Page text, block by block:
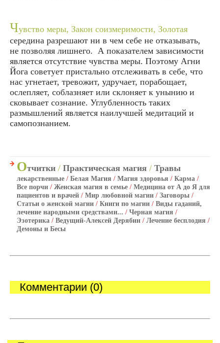
Чувство меры, Закон соизмеримости, Золотая
середина разрешают ни в чем себе не отказывать,
не позволяя лишнего. А показателем зависимости
является отсутствие чувства меры. Поэтому Агни
Йога советует пристально отслеживать в себе, что
нас угнетает, тревожит, удручает, порабощает,
ослепляет, соблазняет или склоняет к унынию и
сковывает сознание. Углубленность таких
размышлений является наилучшей медитаций и
самопознанием.
Отчитки / Практическая магия / Травы
лекарственные / Белая Магия / Магия здоровья / Карма /
Все порчи / Женская магия в семье / Медицина от А до Я для
пациентов и врачей / Мир любовной магии / Заговоры /
Статьи о женской магии / Книги по магии / Виды гаданий,
лечение народными средствами... / Черная магия /
Эзотерика / Ведущий-Алексей Дерябин / Лечение бесплодия /
Демоны и Бесы
Комментарии (0)